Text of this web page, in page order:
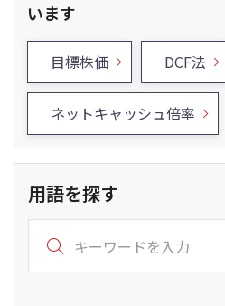
います
目標株価 DCF法
ネットキャッシュ倍率
用語を探す